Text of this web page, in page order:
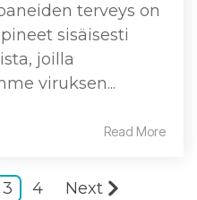
terveys on
sisäisesti
joilla
viruksen...
Read More
3 4 Next